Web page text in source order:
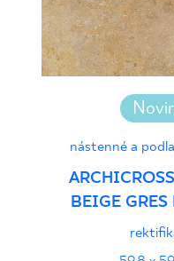
nástenné a
BEIGE GRES